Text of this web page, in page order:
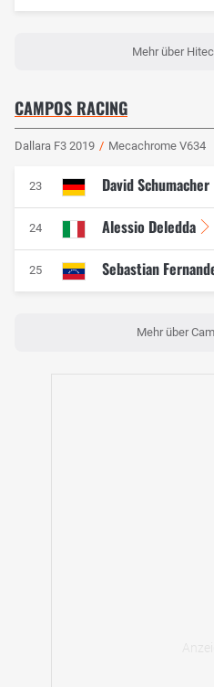
Mehr über
CAMPOS RACING
Dallara F3 2019 / Mecachrome V634
23 David Schumacher
24 Alessio Deledda
25 Sebastian
Mehr über